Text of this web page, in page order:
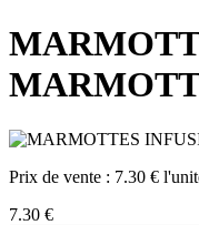
Prix de vente : 7.30 €
7.30 €